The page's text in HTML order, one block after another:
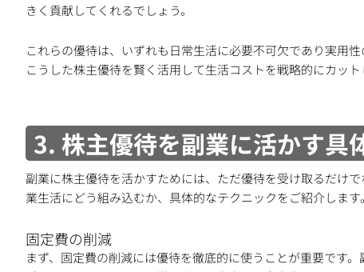
きく貢献してくれるでしょう。
これらの優待は、いずれも日常生活に必要不可欠であり実用
こうした株主優待を賢く活用して生活コストを戦略的にカット
3. 株主優待を副業に活かす具
副業に株主優待を活かすためには、ただ優待を受け取るだけ
業生活にどう組み込むか、具体的なテクニックをご紹介します。
固定費の削減
まず、固定費の削減には優待を徹底的に使うことが重要です